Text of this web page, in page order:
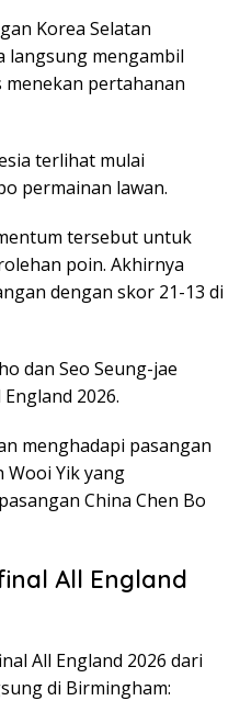
Korea Selatan
langsung mengambil
pertahanan
terlihat mulai
permainan lawan.
tersebut untuk
poin. Akhirnya
dengan skor 21-13 di
dan Seo Seung-jae
2026.
menghadapi pasangan
Wooi Yik yang
China Chen Bo
All England
All England 2026 dari
di Birmingham: